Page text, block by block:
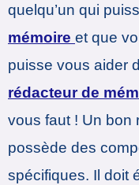
quelqu’un qui
mémoire et que
puisse vous aider
rédacteur de
vous faut ! Un bon
possède des
spécifiques. Il doit